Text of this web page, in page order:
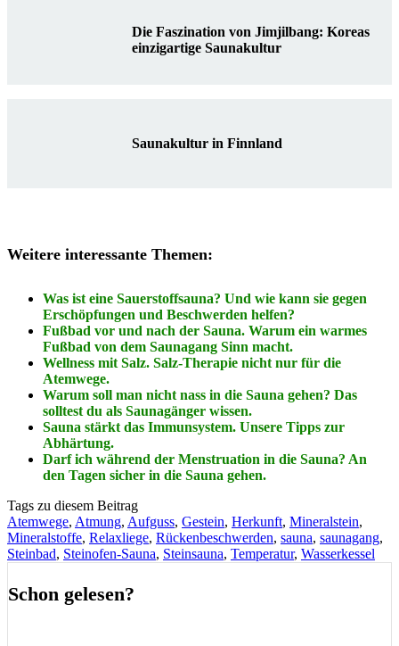
Die Faszination von Jimjilbang: Koreas
einzigartige Saunakultur
Saunakultur in Finnland
Weitere interessante Themen:
Was ist eine Sauerstoffsauna? Und wie kann sie gegen
Erschöpfungen und Beschwerden helfen?
Fußbad vor und nach der Sauna. Warum ein warmes
Fußbad von dem Saunagang Sinn macht.
Wellness mit Salz. Salz-Therapie nicht nur für die
Atemwege.
Warum soll man nicht nass in die Sauna gehen? Das
solltest du als Saunagänger wissen.
Sauna stärkt das Immunsystem. Unsere Tipps zur
Abhärtung.
Darf ich während der Menstruation in die Sauna? An
den Tagen sicher in die Sauna gehen.
Tags zu diesem Beitrag
Atemwege, Atmung, Aufguss, Gestein, Herkunft, Mineralstein,
Mineralstoffe, Relaxliege, Rückenbeschwerden, sauna, saunagang,
Steinbad, Steinofen-Sauna, Steinsauna, Temperatur, Wasserkessel
Schon gelesen?